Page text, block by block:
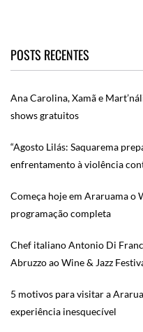
POSTS RECENTES
Ana Carolina, Xamã e
shows gratuitos
“Agosto Lilás: Saquarema
enfrentamento à violência
Começa hoje em Araruama o
programação completa
Chef italiano Antonio Di
Abruzzo ao Wine & Jazz
5 motivos para visitar a
experiência inesquecível